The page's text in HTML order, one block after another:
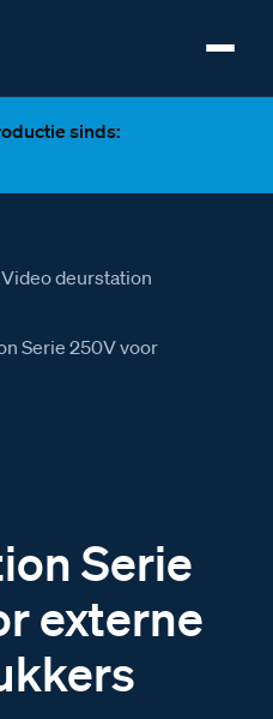
sinds:
Serie 250V voor
Video deurstation
Serie
externe